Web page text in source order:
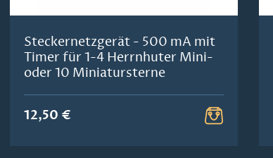
Steckernetzgerät - 500 mA mit
Timer für 1-4 Herrnhuter Mini-
oder 10 Miniatursterne
12,50 €